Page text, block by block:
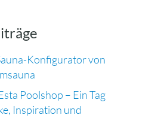
Konfigurator von
Poolshop – Ein Tag
Inspiration und